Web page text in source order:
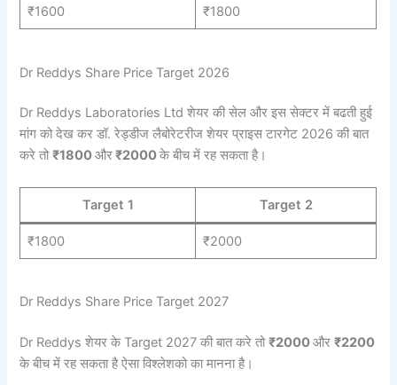
₹1600 ₹1800
Dr Reddys Share Price Target 2026
Dr Reddys Laboratories Ltd शेयर की सेल और इस सेक्टर में बढती हुई
मांग को देख कर डॉ. रेड्डीज लैबोरेटरीज शेयर प्राइस टारगेट 2026 की बात
करे तो₹1800और₹2000के बीच में रह सकता है।
Target 1 Target 2
₹1800 ₹2000
Dr Reddys Share Price Target 2027
Dr Reddys शेयर के Target 2027 की बात करे तो₹2000और₹2200
के बीच में रह सकता है ऐसा विश्लेशको का मानना है।